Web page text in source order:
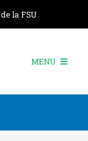
de la FSU
MENU